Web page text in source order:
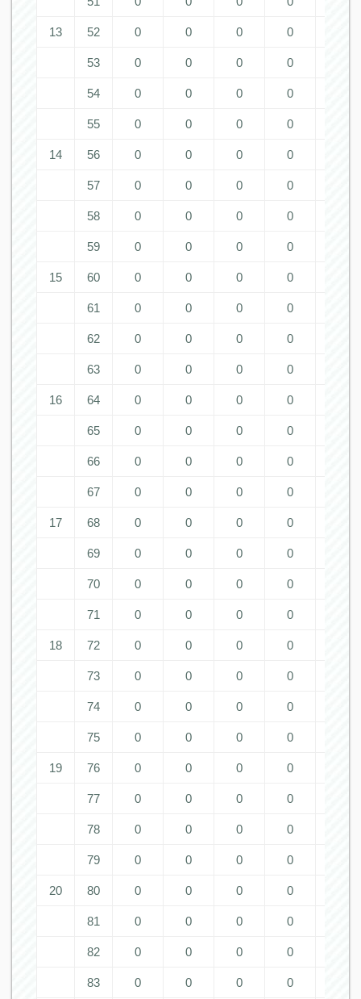
13 52 0 0 0 0
53 0 0 0 0
54 0 0 0 0
55 0 0 0 0
14 56 0 0 0 0
57 0 0 0 0
58 0 0 0 0
59 0 0 0 0
15 60 0 0 0 0
61 0 0 0 0
62 0 0 0 0
63 0 0 0 0
16 64 0 0 0 0
65 0 0 0 0
66 0 0 0 0
67 0 0 0 0
17 68 0 0 0 0
69 0 0 0 0
70 0 0 0 0
71 0 0 0 0
18 72 0 0 0 0
73 0 0 0 0
74 0 0 0 0
75 0 0 0 0
19 76 0 0 0 0
77 0 0 0 0
78 0 0 0 0
79 0 0 0 0
20 80 0 0 0 0
81 0 0 0 0
82 0 0 0 0
83 0 0 0 0